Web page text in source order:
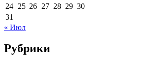
24 25 26 27 28 29 30
31
« Июл
Рубрики